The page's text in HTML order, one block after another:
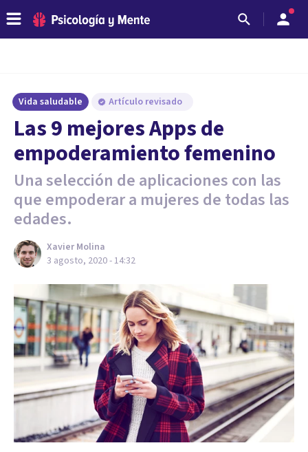
Vida saludable Artículo revisado
Las 9 mejores Apps de
empoderamiento femenino
Una selección de aplicaciones con las
que empoderar a mujeres de todas las
edades.
Xavier Molina
3 agosto, 2020 - 14:32